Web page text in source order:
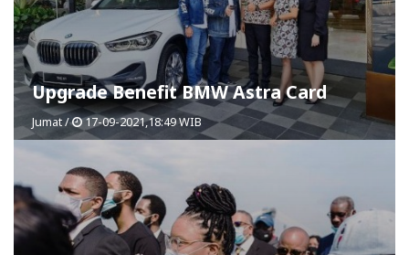
Upgrade Benefit BMW Astra Card
Jumat / 17-09-2021,18:49 WIB